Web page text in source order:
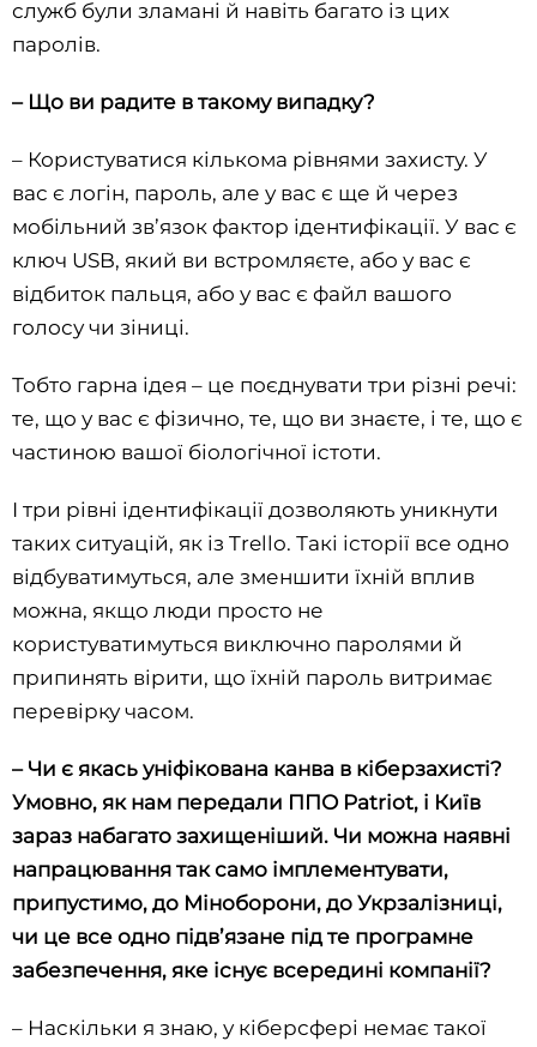
служб були зламані й навіть багато із цих
паролів.
– Що ви радите в такому випадку?
– Користуватися кількома рівнями захисту. У
вас є логін, пароль, але у вас є ще й через
мобільний зв’язок фактор ідентифікації. У вас є
ключ USB, який ви встромляєте, або у вас є
відбиток пальця, або у вас є файл вашого
голосу чи зіниці.
Тобто гарна ідея – це поєднувати три різні речі:
те, що у вас є фізично, те, що ви знаєте, і те, що є
частиною вашої біологічної істоти.
І три рівні ідентифікації дозволяють уникнути
таких ситуацій, як із Trello. Такі історії все одно
відбуватимуться, але зменшити їхній вплив
можна, якщо люди просто не
користуватимуться виключно паролями й
припинять вірити, що їхній пароль витримає
перевірку часом.
– Чи є якась уніфікована канва в кіберзахисті?
Умовно, як нам передали ППО Patriot, і Київ
зараз набагато захищеніший. Чи можна наявні
напрацювання так само імплементувати,
припустимо, до Міноборони, до Укрзалізниці,
чи це все одно підв’язане під те програмне
забезпечення, яке існує всередині компанії?
– Наскільки я знаю, у кіберсфері немає такої